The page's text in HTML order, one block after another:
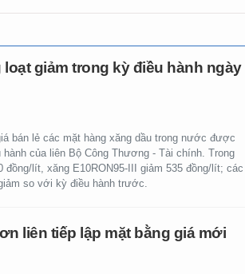
giảm trong kỳ điều hành ngày
bán lẻ các mặt hàng xăng dầu trong nước được
của liên Bộ Công Thương - Tài chính. Trong
đồng/lít, xăng E10RON95-III giảm 535 đồng/lít; các
so với kỳ điều hành trước.
liên tiếp lập mặt bằng giá mới